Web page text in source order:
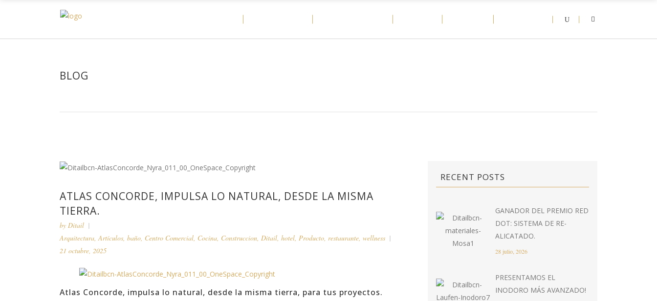
BLOG
ATLAS CONCORDE, IMPULSA LO NATURAL, DESDE LA MISMA
TIERRA.
by Ditail
Arquitectura,Artículos, baño, Centro Comercial, Cocina, Construccion, Ditail, hotel, Producto, restaurante, wellness
21 octubre, 2025
Atlas Concorde, impulsa lo natural, desde la misma tierra, para tus proyectos.
RECENT POSTS
GANADOR DEL PREMIO RED
DOT: SISTEMA DE RE-
ALICATADO.
28 julio, 2026
PRESENTAMOS EL
INODORO MÁS AVANZADO!